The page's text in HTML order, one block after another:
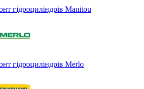
гідроциліндрів Manitou
гідроциліндрів Merlo